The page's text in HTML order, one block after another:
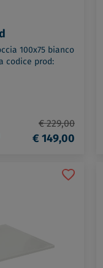
100x75 bianco
codice prod:
€ 229,00
€ 149,00